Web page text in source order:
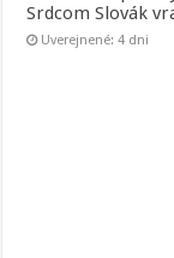
Srdcom Slovák
Uverejnené: 4 dni